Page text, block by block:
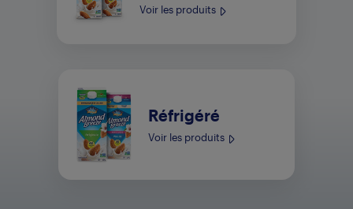
Voir les produits
Réfrigéré
Voir les produits